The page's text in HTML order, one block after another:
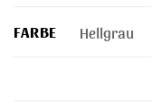
FARBE Hellgrau